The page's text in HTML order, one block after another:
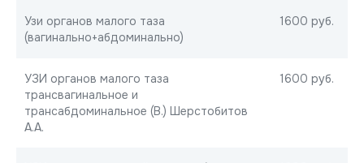
Узи органов малого таза
(вагинально+абдоминально)
1600 руб.
УЗИ органов малого таза
трансвагинальное и
трансабдоминальное (В.) Шерстобитов
А.А.
1600 руб.